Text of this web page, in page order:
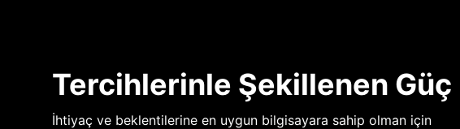
Tercihlerinle Şekillenen Güç
İhtiyaç ve beklentilerine en uygun bilgisayara sahip olman için